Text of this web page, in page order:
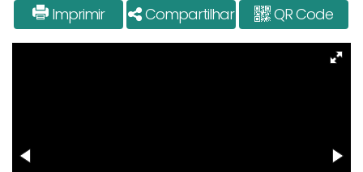
Imprimir
Compartilhar QR Code